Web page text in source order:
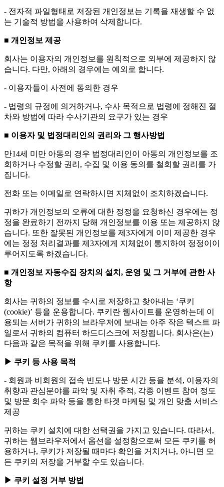
- 전자적 파일형태로 저장된 개인정보는 기록을 재생할 수 없
는 기술적 방법을 사용하여 삭제합니다.
■ 개인정보 제공
회사는 이용자의 개인정보를 원칙적으로 외부에 제공하지 않
습니다. 다만, 아래의 경우에는 예외로 합니다.
- 이용자들이 사전에 동의한 경우
- 법령의 규정에 의거하거나, 수사 목적으로 법령에 정해진 절
차와 방법에 따라 수사기관의 요구가 있는 경우
■ 이용자 및 법정대리인의 권리와 그 행사방법
만14세 미만 아동의 경우 법정대리인이 아동의 개인정보를 조
회하거나 수정할 권리, 수집 및 이용 동의를 철회할 권리를 가
집니다.
전화 또는 이메일로 연락하시면 지체없이 조치하겠습니다.
귀하가 개인정보의 오류에 대한 정정을 요청하신 경우에는 정
정을 완료하기 전까지 당해 개인정보를 이용 또는 제공하지 않
습니다. 또한 잘못된 개인정보를 제3자에게 이미 제공한 경우
에는 정정 처리결과를 제3자에게 지체없이 통지하여 정정이이
루어지도록 하겠습니다.
■ 개인정보 자동수집 장치의 설치, 운영 및 그 거부에 관한 사
항
회사는 귀하의 정보를 수시로 저장하고 찾아내는 ‘쿠키
(cookie)’ 등을 운용합니다. 쿠키란 웹사이트를 운영하는데 이
용되는 서버가 귀하의 브라우저에 보내는 아주 작은 텍스트 파
일로서 귀하의 컴퓨터 하드디스크에 저장됩니다. 회사은(는)
다음과 같은 목적을 위해 쿠키를 사용합니다.
▶ 쿠키 등 사용 목적
- 회원과 비회원의 접속 빈도나 방문 시간 등을 분석, 이용자의
취향과 관심분야를 파악 및 자취 추적, 각종 이벤트 참여 정도
및 방문 회수 파악 등을 통한 타겟 마케팅 및 개인 맞춤 서비스
제공
귀하는 쿠키 설치에 대한 선택권을 가지고 있습니다. 따라서,
귀하는 웹브라우저에서 옵션을 설정함으로써 모든 쿠키를 허
용하거나, 쿠키가 저장될 때마다 확인을 거치거나, 아니면 모
든 쿠키의 저장을 거부할 수도 있습니다.
▶ 쿠키 설정 거부 방법